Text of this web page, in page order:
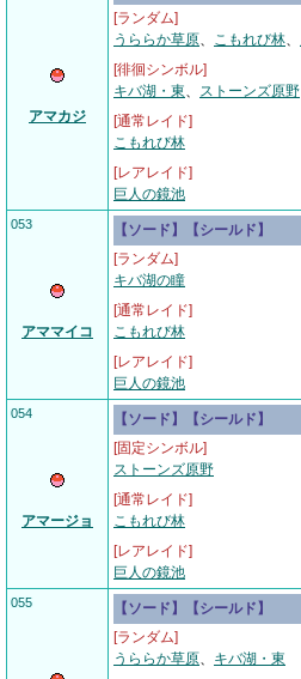
アマカジ
[ランダム]
うららか草原、 こもれび林、
[徘徊シンボル]
キバ湖・東、 ストーンズ原野
[通常レイド]
こもれび林
[レアレイド]
巨人の鏡池
053
アママイコ
【ソード】【シールド】
[ランダム]
キバ湖の瞳
[通常レイド]
こもれび林
[レアレイド]
巨人の鏡池
054
アマージョ
【ソード】【シールド】
[固定シンボル]
ストーンズ原野
[通常レイド]
こもれび林
[レアレイド]
巨人の鏡池
055
【ソード】【シールド】
[ランダム]
うららか草原、 キバ湖・東